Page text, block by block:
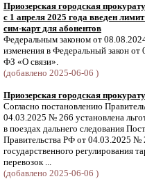
Приозерская городская
с 1 апреля 2025 года введен
сим-карт для абонентов
Федеральным законом от
изменения в Федеральный закон
ФЗ «О связи».
(добавлено 2025-06-06 )
Приозерская городская
Согласно постановлению
04.03.2025 № 266 установлена
в поездах дальнего следования
Правительства РФ от 04.03.2025 №
государственного регулирования
перевозок ...
(добавлено 2025-06-06 )